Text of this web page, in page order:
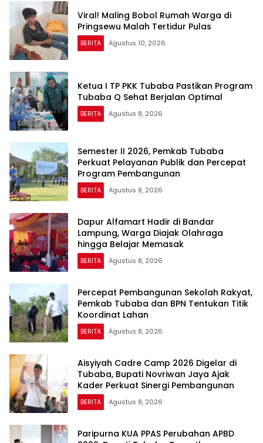
Viral! Maling Bobol Rumah Warga di
Pringsewu Malah Tertidur Pulas
BERITA Agustus 10, 2026
Ketua I TP PKK Tubaba Pastikan Program
Tubaba Q Sehat Berjalan Optimal
BERITA Agustus 8, 2026
Semester II 2026, Pemkab Tubaba
Perkuat Pelayanan Publik dan Percepat
Program Pembangunan
BERITA Agustus 8, 2026
Dapur Alfamart Hadir di Bandar
Lampung, Warga Diajak Olahraga
hingga Belajar Memasak
BERITA Agustus 8, 2026
Percepat Pembangunan Sekolah Rakyat,
Pemkab Tubaba dan BPN Tentukan Titik
Koordinat Lahan
BERITA Agustus 8, 2026
Aisyiyah Cadre Camp 2026 Digelar di
Tubaba, Bupati Novriwan Jaya Ajak
Kader Perkuat Sinergi Pembangunan
BERITA Agustus 8, 2026
Paripurna KUA PPAS Perubahan APBD